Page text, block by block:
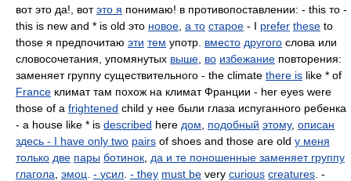
вот это да!, вотэто я понимаю! в противопоставлении: - this то -
this is new and * is old это новое а то старое - I prefer these to
those я предпочитаю эти тем употр. вместо другого слова или
словосочетания, упомянутых выше во избежание повторения:
заменяет группу существительного - the climate there is like * of
France климат там похож на климат Франции - her eyes were
those of a frightened child у нее были глаза испуганного ребенка
- a house like * is described here дом подобный этому, описан
здесь - I have only two pairs of shoes and those are old у меня
только две пары ботинок да и те поношенные заменяет группу
глагола эмоц - усил - they must be very curious creatures . -